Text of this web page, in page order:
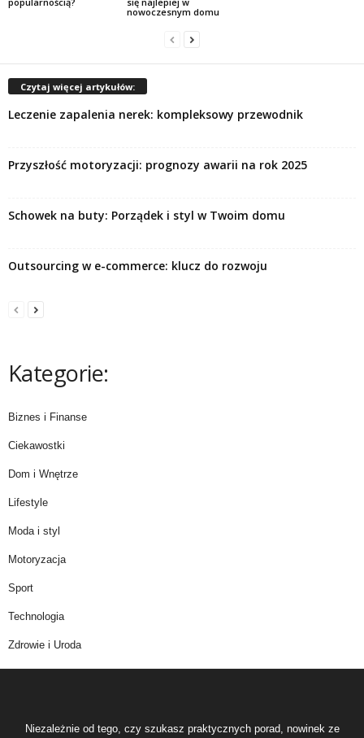
nowoczesnym domu
Czytaj więcej artykułów:
Leczenie zapalenia nerek: kompleksowy przewodnik
Przyszłość motoryzacji: prognozy awarii na rok 2025
Schowek na buty: Porządek i styl w Twoim domu
Outsourcing w e-commerce: klucz do rozwoju
Kategorie:
Biznes i Finanse
Ciekawostki
Dom i Wnętrze
Lifestyle
Moda i styl
Motoryzacja
Sport
Technologia
Zdrowie i Uroda
Niezależnie od tego, czy szukasz praktycznych porad, nowinek ze